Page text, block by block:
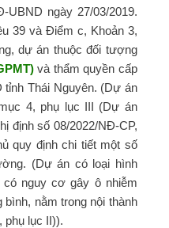
UBND ngày 27/03/2019.
39 và Điểm c, Khoản 3,
dự án thuộc đối tượng
và thẩm quyền cấp
Thái Nguyên. (Dự án
4, phụ lục III (Dự án
định số 08/2022/NĐ-CP,
quy định chi tiết một số
(Dự án có loại hình
nguy cơ gây ô nhiễm
nằm trong nội thành
phụ lục II)).